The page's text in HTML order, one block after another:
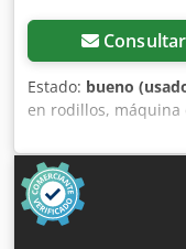
Consultar
Estado: bueno
en rodillos,
instalación de
Fabricante:
máquina de
1300 mm
Ø175 x 1300 mm /